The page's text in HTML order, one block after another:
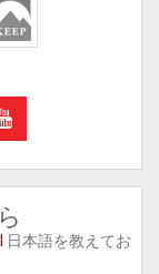
日本語を教えてお